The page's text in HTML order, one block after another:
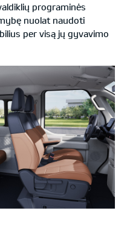
programinės
nuolat naudoti
per visą jų gyvavimo